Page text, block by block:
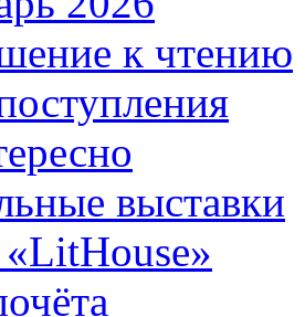
к чтению
выставки